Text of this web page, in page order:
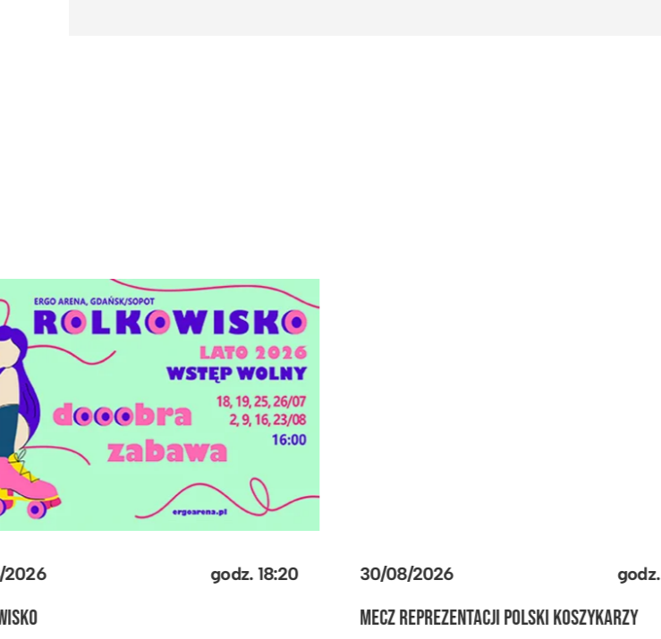
18:20
POLSKI KOSZYKARZY
05/09/2026 18:20
MECZ TOWARZYSKI REPREZENTACJI POLSKI